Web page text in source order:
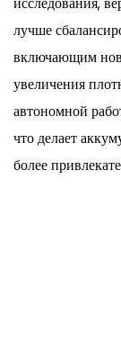
исследования,
лучше
включающим
увеличения
автономной
что делает
более